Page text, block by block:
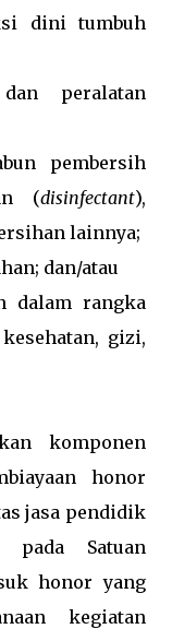
dini tumbuh
peralatan
pembersih
(disinfectant),
lainnya;
dan/atau
dalam rangka
gizi,
komponen
honor
jasa pendidik
pada Satuan
honor yang
kegiatan